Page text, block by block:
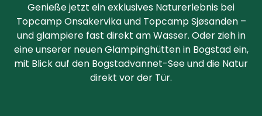
Genieße jetzt ein exklusives Naturerlebnis bei
Topcamp Onsakervika und Topcamp Sjøsanden –
und glampiere fast direkt am Wasser. Oder zieh in
eine unserer neuen Glampinghütten in Bogstad ein,
mit Blick auf den Bogstadvannet-See und die Natur
direkt vor der Tür.